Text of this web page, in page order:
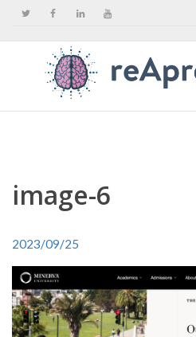
image-6
2023/09/25